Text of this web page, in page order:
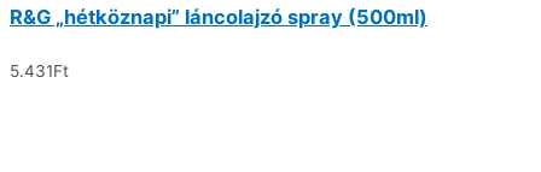
R&G „hétköznapi” láncolajzó spray (500ml)
5.431Ft